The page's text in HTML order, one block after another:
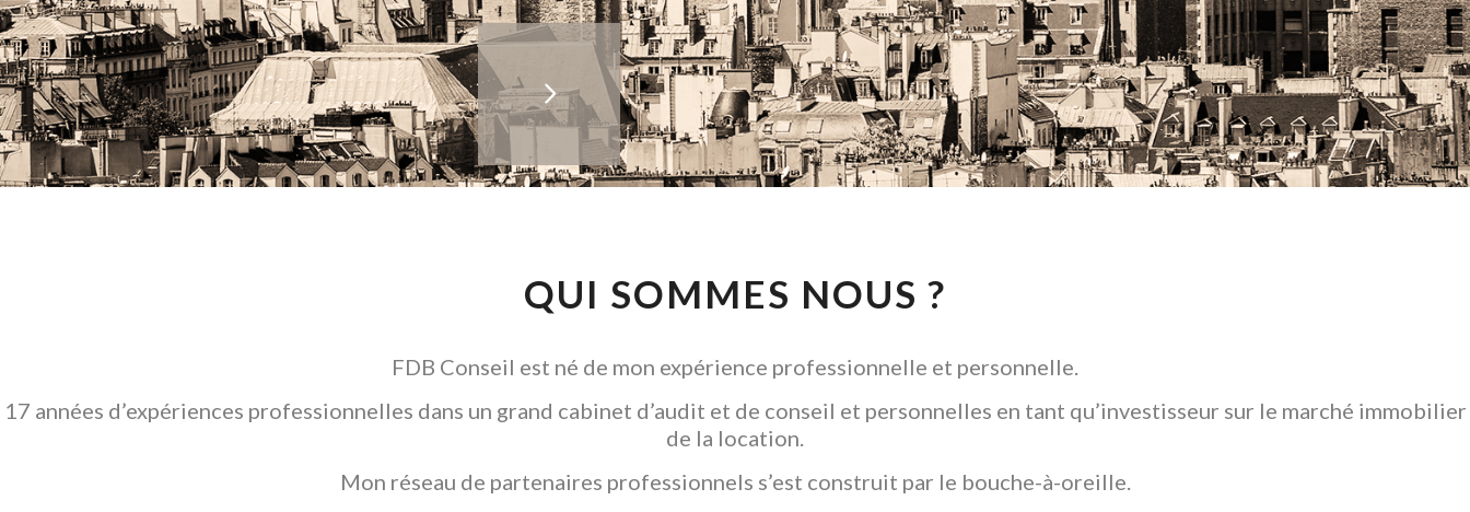
QUI SOMMES NOUS ?
FDB Conseil est né de mon expérience professionnelle et personnelle.
17 années d’expériences professionnelles dans un grand cabinet d’audit et de conseil et personnelles en tant qu’investisseur sur le marché immobilier
de la location.
Mon réseau de partenaires professionnels s’est construit par le bouche-à-oreille.